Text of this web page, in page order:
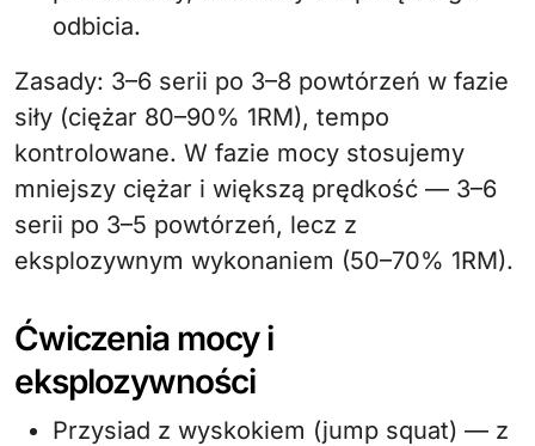
odbicia.
Zasady: 3–6 serii po 3–8 powtórzeń w fazie
siły (ciężar 80–90% 1RM), tempo
kontrolowane. W fazie mocy stosujemy
mniejszy ciężar i większą prędkość — 3–6
serii po 3–5 powtórzeń, lecz z
eksplozywnym wykonaniem (50–70% 1RM).
Ćwiczenia mocy i
eksplozywności
Przysiad z wyskokiem (jump squat) — z